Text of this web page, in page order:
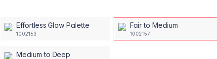
Effortless Glow Palette
1002163
Fair to Medium
1002157
Medium to Deep